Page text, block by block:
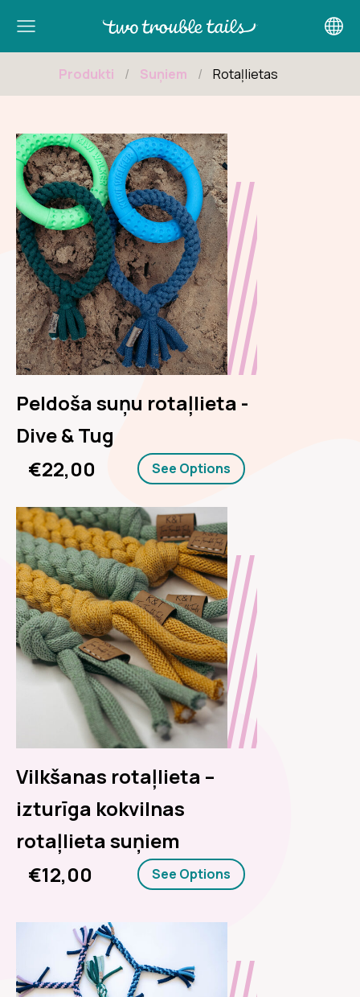
Logo
Produkti Suņiem Rotaļlietas
Peldoša suņu rotaļlieta -
Dive & Tug
€22,00
See Options
Vilkšanas rotaļlieta –
izturīga kokvilnas
rotaļlieta suņiem
€12,00
See Options